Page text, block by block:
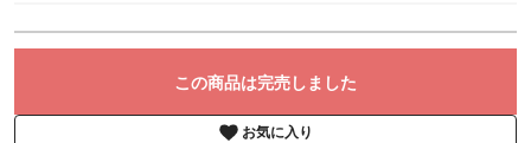
この商品は完売しました
お気に入り